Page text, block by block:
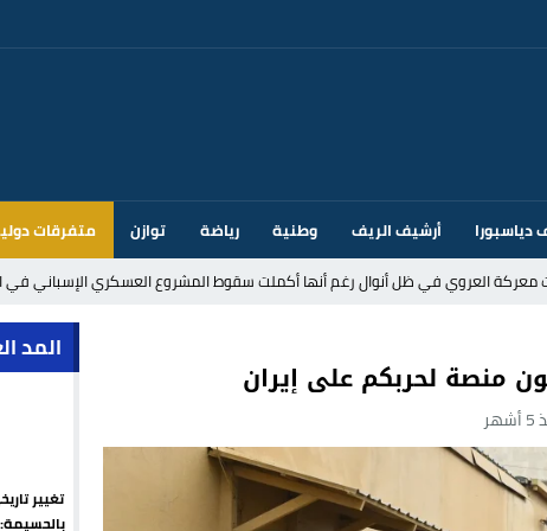
دياسبورا أرشيف الريف وطنية رياضة توازن متفرقات
معركة العروي في ظل أنوال رغم أنها أكملت سقوط المشروع العسكري الإسباني في
بسبب الضوابط الحدودية في فضاء شنغن
سبتة وتخوفات من دعوات جديدة للعبور
أم تحت ضغط إسباني؟ عودة مايوركا تفتح أسئلة ثقيلة
الأندية الإسبانية في الميركاتو الصيفي
منصة لحربكم على إيران
المد
تغيير